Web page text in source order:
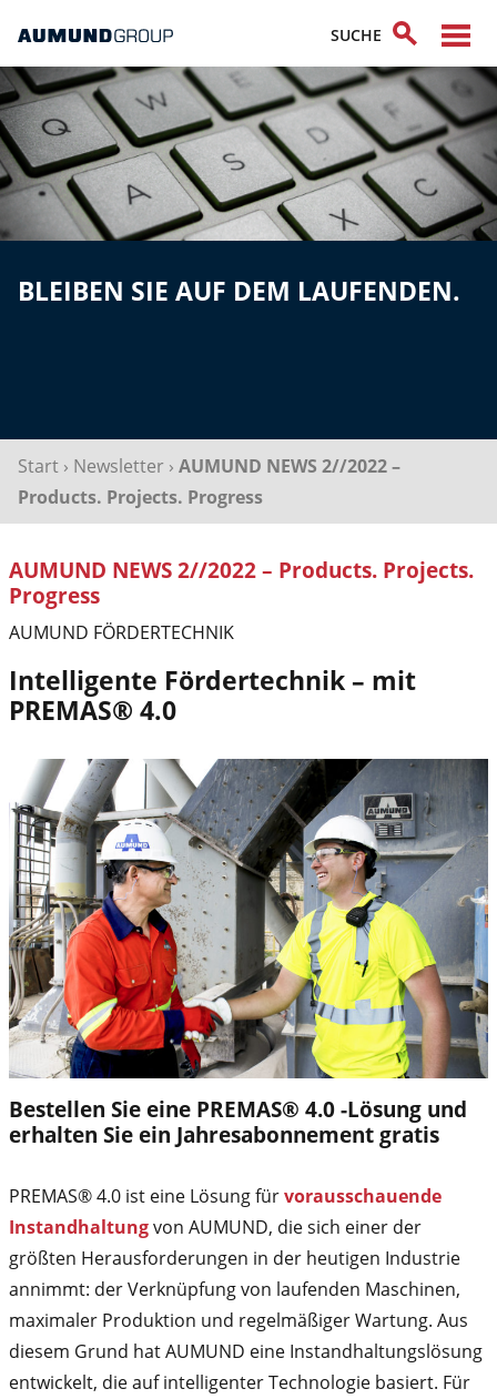
BLEIBEN SIE AUF DEM LAUFENDEN.
Start › Newsletter › AUMUND NEWS 2//2022 –
Products. Projects. Progress
AUMUND NEWS 2//2022 – Products. Projects.
Progress
AUMUND FÖRDERTECHNIK
Intelligente Fördertechnik – mit
PREMAS® 4.0
Bestellen Sie eine PREMAS® 4.0 -Lösung und
erhalten Sie ein Jahresabonnement gratis
PREMAS® 4.0 ist eine Lösung fürvorausschauende
Instandhaltungvon AUMUND, die sich einer der
größten Herausforderungen in der heutigen Industrie
annimmt: der Verknüpfung von laufenden Maschinen,
maximaler Produktion und regelmäßiger Wartung. Aus
diesem Grund hat AUMUND eine Instandhaltungslösung
entwickelt, die auf intelligenter Technologie basiert. Für